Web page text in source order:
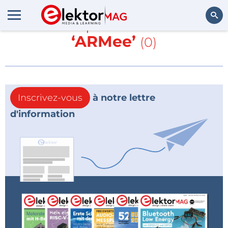
En savoir plus sur
LPC210x
‘ARMee’ (0)
Inscrivez-vous
à notre lettre
d'information